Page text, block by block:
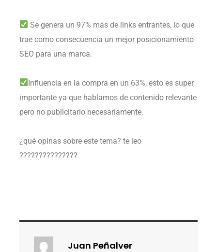
Se genera un 97% más de links entrantes, lo que
trae como consecuencia un mejor posicionamiento
SEO para una marca. ⁣
Influencia en la compra en un 63%, esto es super
importante ya que hablamos de contenido relevante
pero no publicitario necesariamente.⁣
¿qué opinas sobre este tema? te leo⁣
???????????????
Juan Peñalver